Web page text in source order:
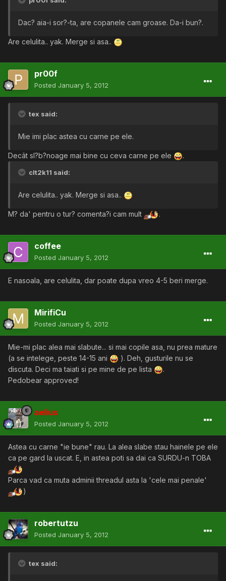
Dac? aia-i sor?-ta, are copanele cam groase. Da-i bun?.
Are celulita.. yak. Merge si asa..
pr00f
Posted January 5, 2012
tex said:
Mie imi plac astea cu carne pe ele.
Decât sl?b?noage mai bine cu ceva carne pe ele .
clt2k11 said:
Are celulita.. yak. Merge si asa..
M? da' pentru o tur? comenta?i cam mult .
coffee
Posted January 5, 2012
E nasoala, are celulita, dar poate dupa vreo 4-5 beri merge.
MirifiCu
Posted January 5, 2012
Mie-mi plac alea mai slabute... si mai copile asa, nu prea mature
(a se intelege, peste 14-15 ani
). Deh, gusturile nu se
discuta. Deci ma taiati si pe mine de pe lista
.
Pedobear approved!
aelius
Posted January 5, 2012
Astea cu carne "ie bune" rau. La alea slabe stau hainele pe ele
ca pe gard la uscat. E, in astea poti sa dai ca SURDU-n TOBA
Parca vad ca muta adminii threadul asta la 'cele mai penale'
)
robertutzu
Posted January 5, 2012
tex said: